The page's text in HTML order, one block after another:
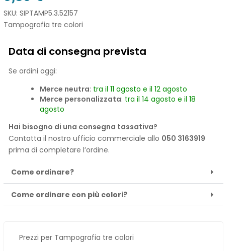
SKU: SIPTAMP5.3.52157
Tampografia tre colori
Data di consegna prevista
Se ordini oggi:
Merce neutra: tra il 11 agosto e il 12 agosto
Merce personalizzata: tra il 14 agosto e il 18
agosto
Hai bisogno di una consegna tassativa?
Contatta il nostro ufficio commerciale allo 050 3163919
prima di completare l’ordine.
Come ordinare?
Come ordinare con più colori?
Prezzi per Tampografia tre colori